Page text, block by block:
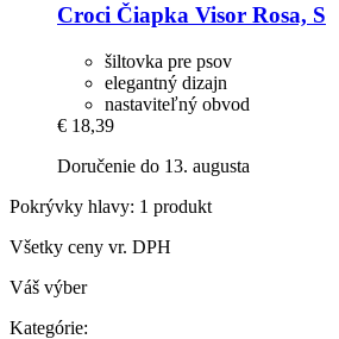
Croci Čiapka Visor Rosa, S
šiltovka pre psov
elegantný dizajn
nastaviteľný obvod
€ 18,39
Doručenie do 13. augusta
Pokrývky hlavy: 1 produkt
Všetky ceny vr. DPH
Váš výber
Kategórie: